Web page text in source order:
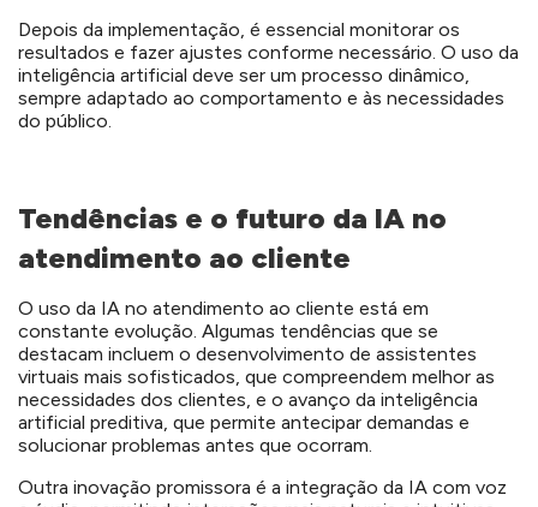
Depois da implementação, é essencial monitorar os
resultados e fazer ajustes conforme necessário. O uso da
inteligência artificial deve ser um processo dinâmico,
sempre adaptado ao comportamento e às necessidades
do público.
Tendências e o futuro da IA no
atendimento ao cliente
O uso da IA no atendimento ao cliente está em
constante evolução. Algumas tendências que se
destacam incluem o desenvolvimento de assistentes
virtuais mais sofisticados, que compreendem melhor as
necessidades dos clientes, e o avanço da inteligência
artificial preditiva, que permite antecipar demandas e
solucionar problemas antes que ocorram.
Outra inovação promissora é a integração da IA com voz